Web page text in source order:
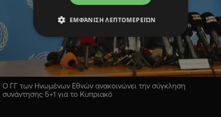
Ο ΓΓ των Ηνωμένων Εθνών ανακοινώνει την σύγκληση
συνάντησης 5+1 για το Κυπριακό
ΕΜΦΆΝΙΣΗ ΛΕΠΤΟΜΕΡΕΙΏΝ